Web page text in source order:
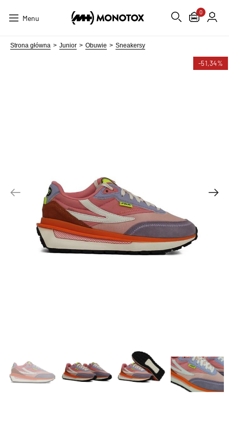
Menu
0
Strona główna Junior Obuwie Sneakersy
-51,34%